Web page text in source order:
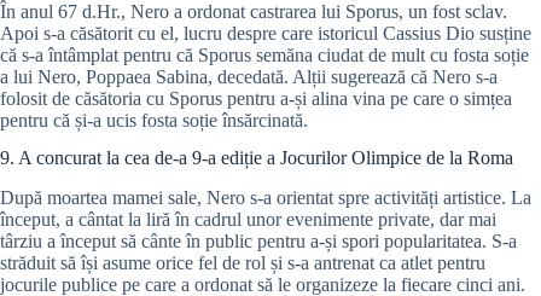
În anul 67 d.Hr., Nero a ordonat castrarea lui Sporus, un fost sclav.
Apoi s-a căsătorit cu el, lucru despre care istoricul Cassius Dio susține
că s-a întâmplat pentru că Sporus semăna ciudat de mult cu fosta soție
a lui Nero, Poppaea Sabina, decedată. Alții sugerează că Nero s-a
folosit de căsătoria cu Sporus pentru a-și alina vina pe care o simțea
pentru că și-a ucis fosta soție însărcinată.
9. A concurat la cea de-a 9-a ediție a Jocurilor Olimpice de la Roma
După moartea mamei sale, Nero s-a orientat spre activități artistice. La
început, a cântat la liră în cadrul unor evenimente private, dar mai
târziu a început să cânte în public pentru a-și spori popularitatea. S-a
străduit să își asume orice fel de rol și s-a antrenat ca atlet pentru
jocurile publice pe care a ordonat să le organizeze la fiecare cinci ani.